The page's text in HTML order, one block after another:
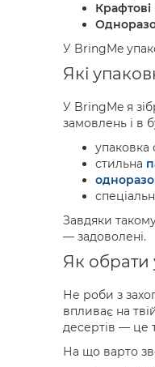
Крафтові
У BringMe
Які
У BringMe я
замовлень і в
упаковка
стильна
Завдяки
— задоволені.
Як обрати
Не роби з
впливає на
десертів — це
На що варто